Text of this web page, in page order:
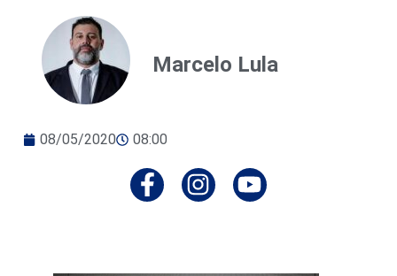
Marcelo Lula
08/05/2020 08:00